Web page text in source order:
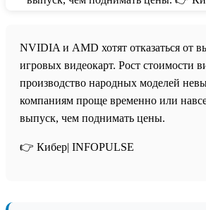
NVIDIA и AMD хотят отказаться от
игровых видеокарт. Рост стоимости
производство народных моделей
компаниям проще временно или
выпуск, чем поднимать цены.
👉 Кибер| INFOPULSE⁩